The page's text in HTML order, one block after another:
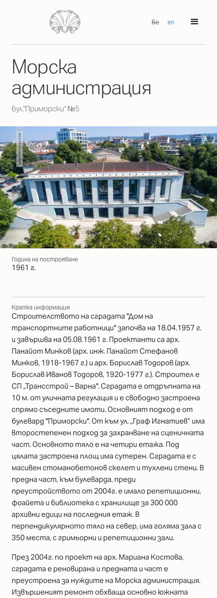
бг en
Морска
администрация
бул."Приморски" №5
Година на построяване
1961 г.
Кратка информация
Строителството на сградата "Дом на
транспортните работници" започва на 18.04.1957 г.
и завършва на 05.08.1961 г. Проектанти са арх.
Панайот Минков (арх. инж. Панайот Стефанов
Минков, 1918-1967 г.) и арх. Борислав Тодоров (арх.
Борислав Иванов Тодоров, 1920-1977 г.). Строител е
СП „Трансстрой – Варна". Сградата е отдръпната на
10 м. от уличната регулация и е свободно застроена
спрямо съседните имоти. Основният подход е от
булевард "Приморски". От към ул. „Граф Игнатиев” има
второстепенен подход за захранване на сценичната
част. Основното тяло е на четири етажа. Под
цялата застроена площ има сутерен. Сградата е с
масивен стоманобетонов скелет и тухлени стени. В
предна част, към булеварда, преди
преустройството от 2004г. е имало репетиционни,
фоайета и библиотека с хранилище за 300 000
архивни едици на последния етаж. В
перпендикулярното тяло на север, има голяма зала с
350 места, с гримьорни и репетиционни зали.
През 2004г. по проект на арх. Мариана Костова,
сградата е реновирана и предната и част е
преустроена за нуждите на Морска администрация.
Извършеният ремонт обхваща основно южната